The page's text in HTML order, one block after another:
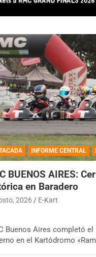
INFORME CENTRAL
BUENOS AIRES:
en Baradero
2026 E-Kart
Buenos Aires completó
en el Kartódromo